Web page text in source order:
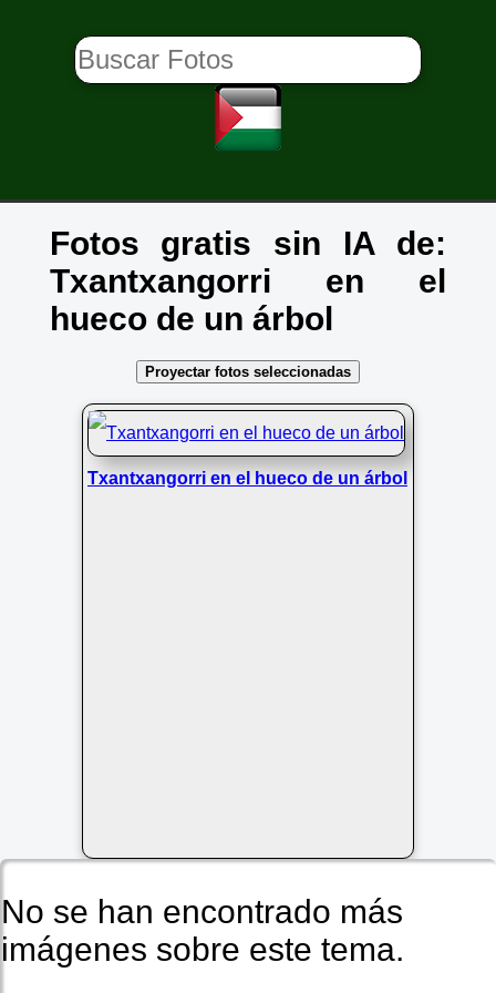
Fotos gratis sin IA de:
Txantxangorri en el
hueco de un árbol
Proyectar fotos seleccionadas
Txantxangorri en el hueco de un árbol
No se han encontrado más
imágenes sobre este tema.